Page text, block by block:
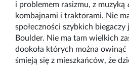
i problemem rasizmu, z muzyką
kombajnami i traktorami. Nie
społeczności szybkich
Boulder. Nie ma tam wielkich
dookoła których można owinąć
śmieją się z mieszkańców, że